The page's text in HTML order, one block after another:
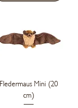
Fledermaus Mini (20
cm)